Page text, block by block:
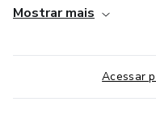
Mostrar mais
Acessar